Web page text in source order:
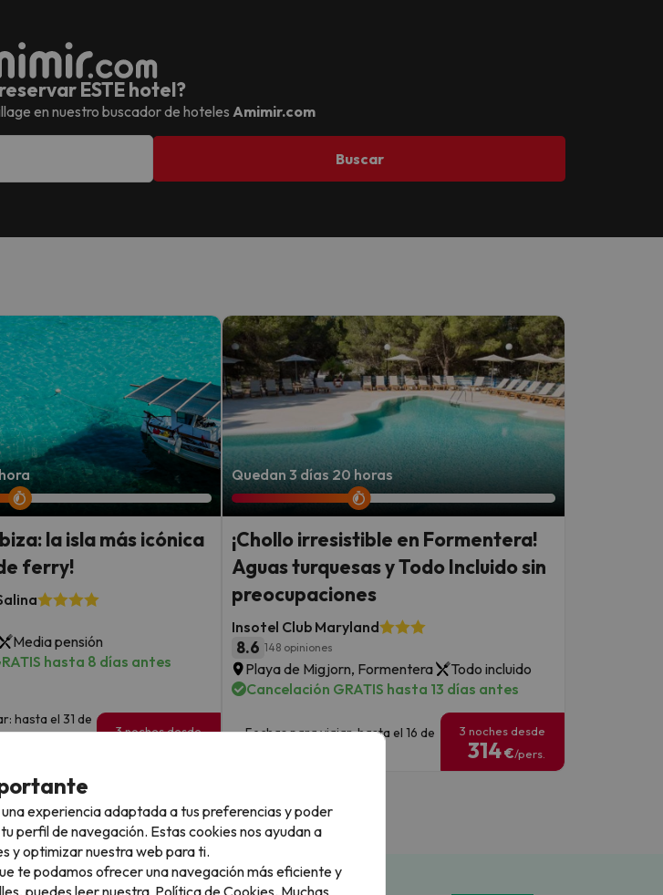
ESTE hotel?
en nuestro buscador de hoteles Amimir.com
Buscar
la isla más icónica
ferry!
Media pensión
hasta 8 días antes
hasta el 31 de
3 noches desde
Quedan 3 días 20 horas
¡Chollo irresistible en Formentera!
Aguas turquesas y Todo Incluido sin
preocupaciones
Insotel Club Maryland
8.6 148 opiniones
Playa de Migjorn, Formentera
Todo incluido
Cancelación GRATIS hasta 13 días antes
Fechas para viajar: hasta el 16 de
3 noches desde
314€/pers.
todos los chollos
experiencia adaptada a tus preferencias y poder
perfil de navegación. Estas cookies nos ayudan a
y optimizar nuestra web para ti.
te podamos ofrecer una navegación más eficiente y
puedes leer nuestra Política de Cookies. Muchas